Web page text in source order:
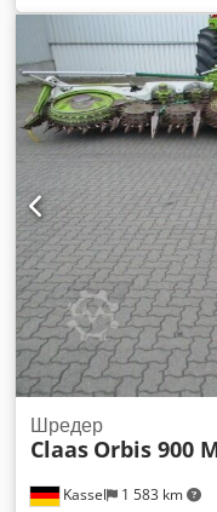
Kassel 1 583 km
Шредер
Claas Orbis 900